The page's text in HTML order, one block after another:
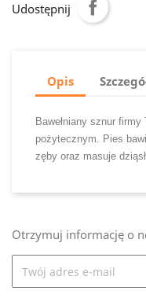
Udostępnij
Opis
Bawełniany sznur
pożytecznym. Pies
zęby oraz masuje
Otrzymuj informację o